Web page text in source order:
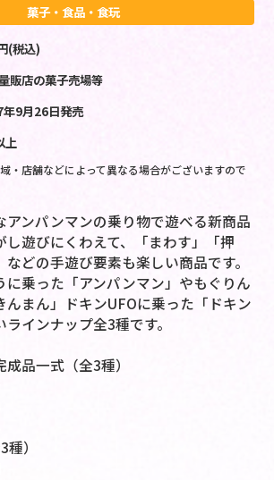
菓子・食品・食玩
(税込)
販店の菓子売場等
年9月26日発売
上
・店舗などによって異なる場合がございますので
アンパンマンの乗り物で遊べる新商品
し遊びにくわえて、「まわす」「押
どの手遊び要素も楽しい商品です。
に乗った「アンパンマン」やもぐりん
んまん」ドキンUFOに乗った「ドキン
インナップ全3種です。
品一式（全3種）
）